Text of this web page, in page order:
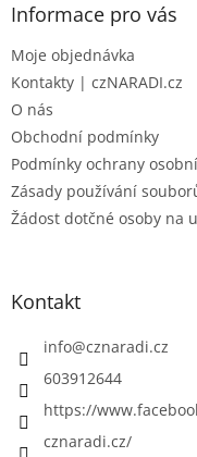
Informace pro vás
Moje objednávka
Kontakty | czNARADI.cz
O nás
Obchodní podmínky
Podmínky ochrany
Zásady používání
Žádost dotčné osoby na
Kontakt
info@cznaradi.cz
603912644
https://
cznaradi.cz/